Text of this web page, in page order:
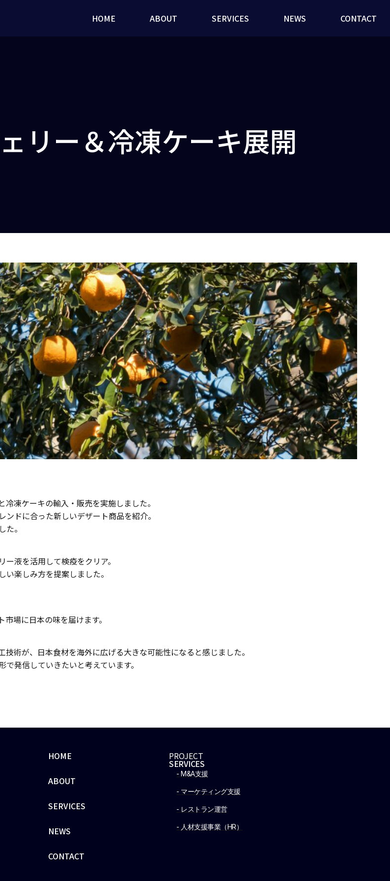
HOME ABOUT SERVICES NEWS CONTACT
リー＆冷凍ケーキ展開
凍ケーキの輸入・販売を実施しました。
ドに合った新しいデザート商品を紹介。
。
液を活用して検疫をクリア。
楽しみ方を提案しました。
場に日本の味を届けます。
術が、日本食材を海外に広げる大きな可能性になると感じました。
発信していきたいと考えています。
HOME
ABOUT
SERVICES
NEWS
CONTACT
PROJECT
SERVICES
- M&A支援
- マーケティング支援
- レストラン運営
- 人材支援事業（HR）